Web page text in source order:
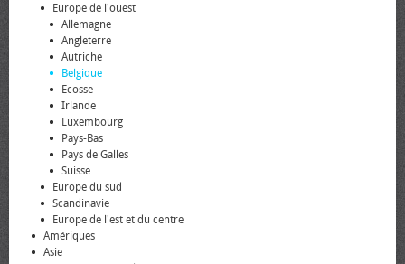
Europe de l'ouest
Allemagne
Angleterre
Autriche
Belgique
Ecosse
Irlande
Luxembourg
Pays-Bas
Pays de Galles
Suisse
Europe du sud
Scandinavie
Europe de l'est et du centre
Amériques
Asie